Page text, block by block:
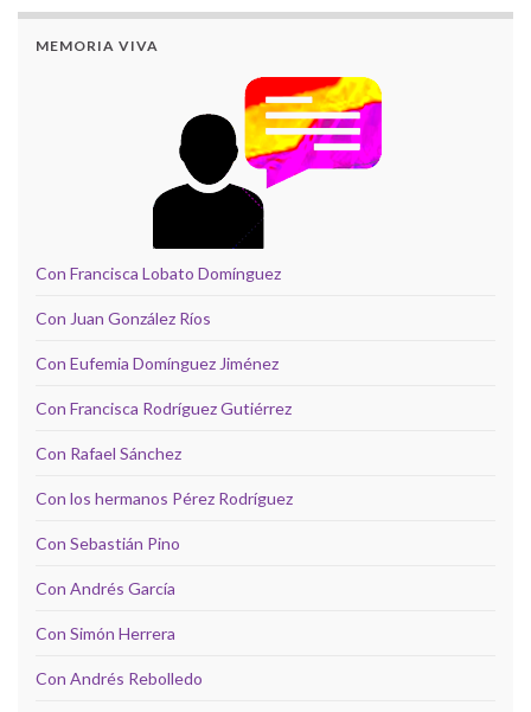
MEMORIA VIVA
Con Francisca Lobato Domínguez
Con Juan González Ríos
Con Eufemia Domínguez Jiménez
Con Francisca Rodríguez Gutiérrez
Con Rafael Sánchez
Con los hermanos Pérez Rodríguez
Con Sebastián Pino
Con Andrés García
Con Simón Herrera
Con Andrés Rebolledo